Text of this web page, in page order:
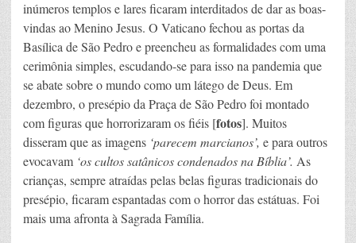
inúmeros templos e lares ficaram interditados de dar as boas-
vindas ao Menino Jesus. O Vaticano fechou as portas da
Basílica de São Pedro e preencheu as formalidades com uma
cerimônia simples, escudando-se para isso na pandemia que
se abate sobre o mundo como um látego de Deus. Em
dezembro, o presépio da Praça de São Pedro foi montado
com figuras que horrorizaram os fiéis [fotos]. Muitos
disseram que as imagens ‘parecem marcianos’, e para outros
evocavam ‘os cultos satânicos condenados na Bíblia’. As
crianças, sempre atraídas pelas belas figuras tradicionais do
presépio, ficaram espantadas com o horror das estátuas. Foi
mais uma afronta à Sagrada Família.